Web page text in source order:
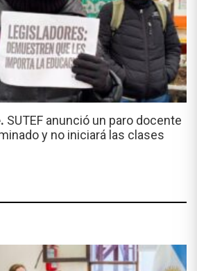
SUTEF anunció un paro docente
y no iniciará las clases